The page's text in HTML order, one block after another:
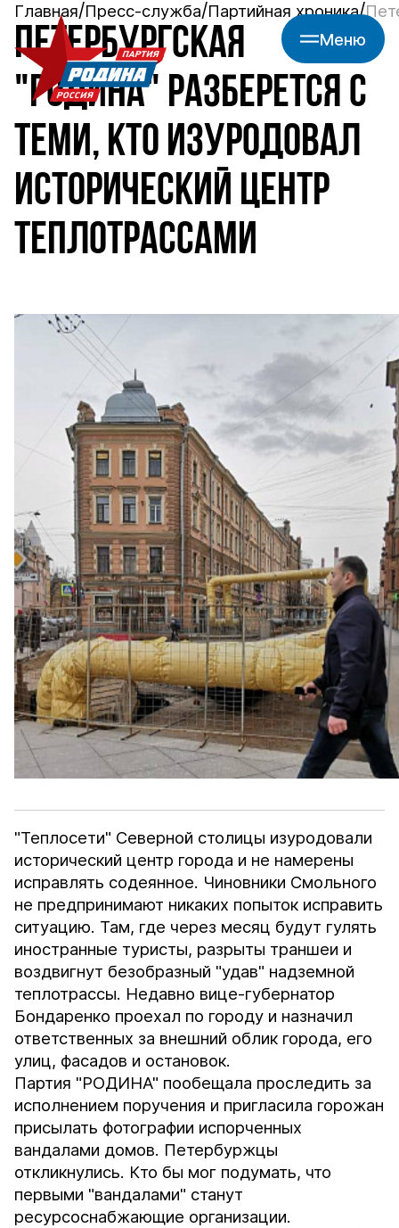
Меню
Главная Пресс-служба Партийная хроника
ПЕТЕРБУРГСКАЯ
"РОДИНА" РАЗБЕРЕТСЯ С
ТЕМИ, КТО ИЗУРОДОВАЛ
ИСТОРИЧЕСКИЙ ЦЕНТР
ТЕПЛОТРАССАМИ
"Теплосети" Северной столицы изуродовали
исторический центр города и не намерены
исправлять содеянное. Чиновники Смольного
не предпринимают никаких попыток исправить
ситуацию. Там, где через месяц будут гулять
иностранные туристы, разрыты траншеи и
воздвигнут безобразный "удав" надземной
теплотрассы. Недавно вице-губернатор
Бондаренко проехал по городу и назначил
ответственных за внешний облик города, его
улиц, фасадов и остановок.
Партия "РОДИНА" пообещала проследить за
исполнением поручения и пригласила горожан
присылать фотографии испорченных
вандалами домов. Петербуржцы
откликнулись. Кто бы мог подумать, что
первыми "вандалами" станут
ресурсоснабжающие организации.